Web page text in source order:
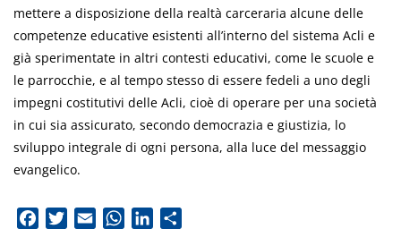
mettere a disposizione della realtà carceraria alcune delle
competenze educative esistenti all’interno del sistema Acli e
già sperimentate in altri contesti educativi, come le scuole e
le parrocchie, e al tempo stesso di essere fedeli a uno degli
impegni costitutivi delle Acli, cioè di operare per una società
in cui sia assicurato, secondo democrazia e giustizia, lo
sviluppo integrale di ogni persona, alla luce del messaggio
evangelico.
FacebookTwitterEmail WhatsApp
LinkedIn